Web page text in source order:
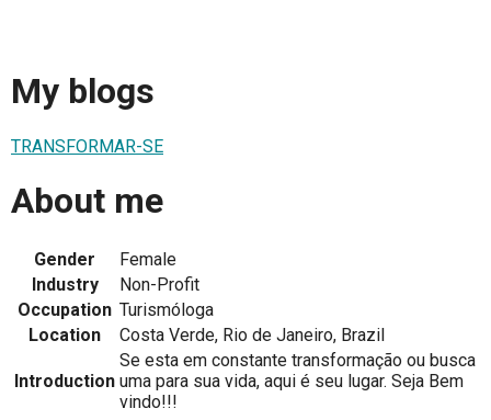
My blogs
TRANSFORMAR-SE
About me
Gender
Female
Industry
Non-Profit
Occupation Turismóloga
Location
Costa Verde, Rio de Janeiro, Brazil
Introduction
Se esta em constante transformação ou busca
uma para sua vida, aqui é seu lugar. Seja Bem
vindo!!!